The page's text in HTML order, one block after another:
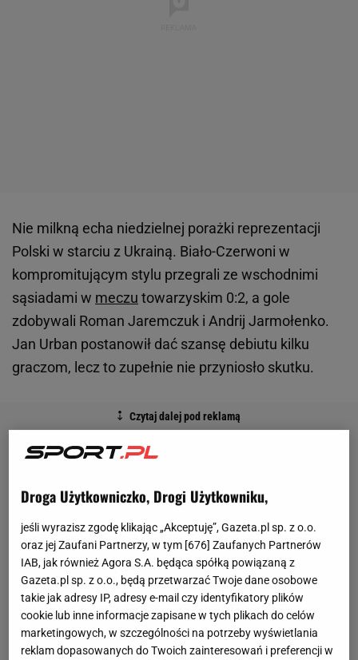
Nie milkną echa niedzielnej porażki reprezentacji
Polski w starciu z Ukrainą. Biało-Czerwoni w
kompromitującym stylu przegrali ze wschodnimi
sąsiadami w meczu towarzyskim 0:2, a gole
zdobywali Roman Jaremczuk i Andrij Jarmołenko.
Jan Urban postanowił dać szansę debiutu kilku
graczom, lecz to zupełnie nie przyniosło skutku.
Droga Użytkowniczko, Drogi Użytkowniku,
jeśli wyrazisz zgodę klikając „Akceptuję”, Gazeta.pl sp. z o.o.
oraz jej Zaufani Partnerzy, w tym [676] Zaufanych Partnerów
IAB, jak również Agora S.A. będąca spółką powiązaną z
Gazeta.pl sp. z o.o., będą przetwarzać Twoje dane osobowe
takie jak adresy IP, adresy e-mail czy identyfikatory plików
cookie lub inne informacje zapisane w tych plikach do celów
marketingowych, w szczególności na potrzeby wyświetlania
reklam dopasowanych do Twoich zainteresowań i preferencji w